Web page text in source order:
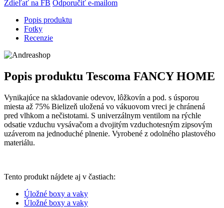
Zdieľať na FB Odporučiť e-mailom
Popis produktu
Fotky
Recenzie
Popis produktu Tescoma FANCY HOME
Vynikajúce na skladovanie odevov, lôžkovín a pod. s úsporou
miesta až 75% Bielizeň uložená vo vákuovom vreci je chránená
pred vlhkom a nečistotami. S univerzálnym ventilom na rýchle
odsatie vzduchu vysávačom a dvojitým vzduchotesným zipsovým
uzáverom na jednoduché plnenie. Vyrobené z odolného plastového
materiálu.
Tento produkt nájdete aj v častiach:
Úložné boxy a vaky
Úložné boxy a vaky